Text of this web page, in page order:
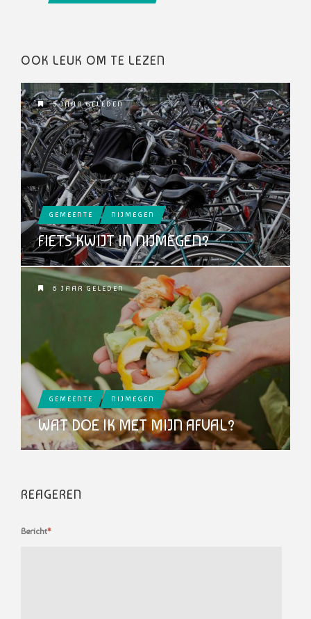
OOK LEUK OM TE LEZEN
5 JAAR GELEDEN
GEMEENTE NIJMEGEN
FIETS KWIJT IN NIJMEGEN?
6 JAAR GELEDEN
GEMEENTE NIJMEGEN
WAT DOE IK MET MIJN AFVAL?
REAGEREN
Bericht*